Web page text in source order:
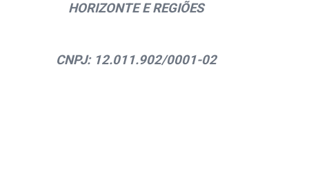
HORIZONTE E REGIÕES
CNPJ: 12.011.902/0001-02